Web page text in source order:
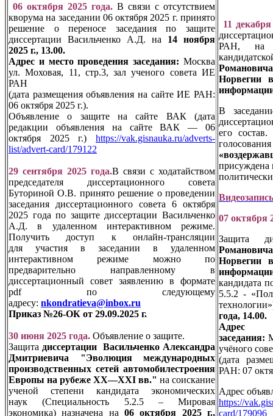
06 октября 2025 года. В связи с отсутствием
кворума на заседании 06 октября 2025 г. принято
решение о переносе заседания по защите
диссертации Васильченко А.Д. на 14 ноября
2025 г., 13.00.
Адрес и место проведения заседания: Москва
ул. Моховая, 11, стр.3, зал ученого совета ИЕ
РАН
(дата размещения объявления на сайте ИЕ РАН:
06 октября 2025 г.).
Объявление о защите на сайте ВАК (дата
редакции объявления на сайте ВАК — 06
октября 2025 г.) https://vak.gisnauka.ru/adverts-
list/advert-card/179122
29 сентября 2025 года.В связи с ходатайством
председателя диссертационного совета
Буториной О.В. принято решение о проведении
заседания диссертационного совета 6 октября
2025 года по защите диссертации Васильченко
А.Д. в удаленном интерактивном режиме.
Получить доступ к онлайн-трансляции
для участия в заседании в удаленном
интерактивном режиме можно по
предварительно направленному в
диссертационный совет заявлению в формате
pdf по следующему
адресу: nkondratieva@inbox.ru
Приказ №26-ОК от 29.09.2025 г.
30 июня 2025 года. Объявление о защите.
Защита диссертации Васильченко Александра
Дмитриевича "Эволюция международных
производственных сетей автомобилестроения
Европы на рубеже XX—XXI вв." на соискание
ученой степени кандидата экономических
наук (Специальность 5.2.5 – Мировая
экономика) назначена на 06 октября 2025 г.,
11
РАН, на
Норвегии
В
его
присуждена
07 октября
Защита
Норвегии
кандидата
5.5.2 -
года, 14.00.
Адрес
заседания:
учёного
(дата
РАН: 07
Адрес
https://
card/179096